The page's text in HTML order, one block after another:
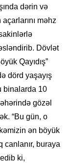
dərin və
məhz
Dövlət
Qayıdış”
dörd yaşayış
binalarda 10
gözəl
“Bu gün, o
ən böyük
canlanır, buraya
ki,